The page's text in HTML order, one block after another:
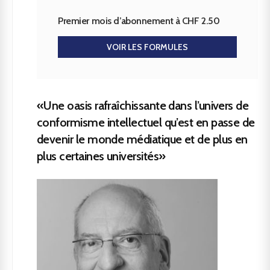
Premier mois d’abonnement à CHF 2.50
VOIR LES FORMULES
«Une oasis rafraîchissante dans l’univers de
conformisme intellectuel qu’est en passe de
devenir le monde médiatique et de plus en
plus certaines universités»